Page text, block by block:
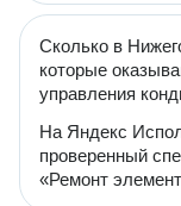
Сколько в
которые
управления
На Яндекс
проверенный
«Ремонт